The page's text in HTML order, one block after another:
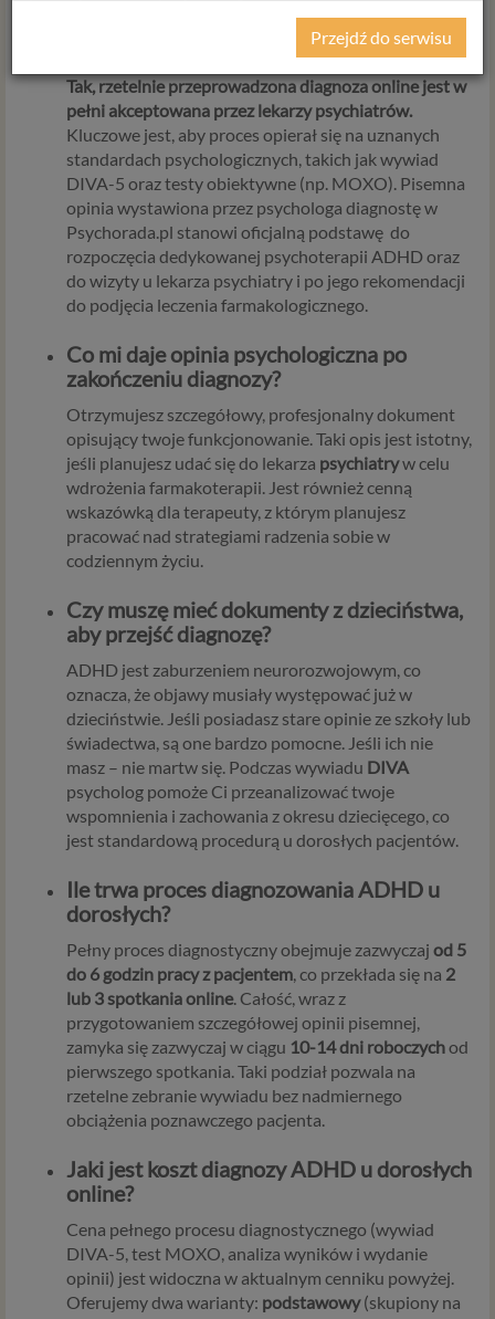
Czy diagnoza ADHD online jest
honorowana przez lekarzy psychiatrów?
Tak, rzetelnie przeprowadzona diagnoza online jest w
pełni akceptowana przez lekarzy psychiatrów.
Kluczowe jest, aby proces opierał się na uznanych
standardach psychologicznych, takich jak wywiad
DIVA-5 oraz testy obiektywne (np. MOXO). Pisemna
opinia wystawiona przez psychologa diagnostę w
Psychorada.pl stanowi oficjalną podstawę do
rozpoczęcia dedykowanej psychoterapii ADHD oraz
do wizyty u lekarza psychiatry i po jego rekomendacji
do podjęcia leczenia farmakologicznego.
Co mi daje opinia psychologiczna po
zakończeniu diagnozy?
Otrzymujesz szczegółowy, profesjonalny dokument
opisujący twoje funkcjonowanie. Taki opis jest istotny,
jeśli planujesz udać się do lekarza psychiatryw celu
wdrożenia farmakoterapii. Jest również cenną
wskazówką dla terapeuty, z którym planujesz
pracować nad strategiami radzenia sobie w
codziennym życiu.
Czy muszę mieć dokumenty z dzieciństwa,
aby przejść diagnozę?
ADHD jest zaburzeniem neurorozwojowym, co
oznacza, że objawy musiały występować już w
dzieciństwie. Jeśli posiadasz stare opinie ze szkoły lub
świadectwa, są one bardzo pomocne. Jeśli ich nie
masz – nie martw się. Podczas wywiadu DIVA
psycholog pomoże Ci przeanalizować twoje
wspomnienia i zachowania z okresu dziecięcego, co
jest standardową procedurą u dorosłych pacjentów.
Ile trwa proces diagnozowania ADHD u
dorosłych?
Pełny proces diagnostyczny obejmuje zazwyczaj od 5
do 6 godzin pracy z pacjentem, co przekłada się na 2
lub 3 spotkania online. Całość, wraz z
przygotowaniem szczegółowej opinii pisemnej,
zamyka się zazwyczaj w ciągu 10-14 dni roboczychod
pierwszego spotkania. Taki podział pozwala na
rzetelne zebranie wywiadu bez nadmiernego
obciążenia poznawczego pacjenta.
Jaki jest koszt diagnozy ADHD u dorosłych
online?
Cena pełnego procesu diagnostycznego (wywiad
DIVA-5, test MOXO, analiza wyników i wydanie
opinii) jest widoczna w aktualnym cenniku powyżej.
Oferujemy dwa warianty: podstawowy(skupiony na
Psychorada.pl i Politykę Prywatności.
Z dniem 25 maja 2018 r. rozpoczyna obowiązywanie
Rozporządzenie Parlamentu Europejskiego i Rady (UE)
2016/679 z dnia 27 kwietnia 2016 r. w sprawie ochrony
osób fizycznych w związku z przetwarzaniem danych
osobowych i w sprawie swobodnego przepływu takich
danych oraz uchylenia dyrektywy 95/46/WE (określane
popularnie jako „RODO”). RODO obowiązywać będzie w
identycznym zakresie we wszystkich krajach Unii
Europejskiej, a więc także w Polsce i wprowadza szereg
zmian w zasadach regulujących przetwarzanie danych
osobowych, które będą miały wpływ na wiele dziedzin
życia, w tym na korzystanie z usług internetowych, takich
jak między innymi usługi serwisu Psychorada.pl. W tej
informacji przedstawiamy skrót najważniejszych
zagadnień dotyczących przetwarzania Twoich danych
osobowych, jakie może mieć miejsce po 25 maja 2018 r. w
związku z korzystaniem z naszych usług. Prosimy Cię o jej
przeczytanie, nie zajmie to więcej niż kilka minut.
Czym są dane osobowe
Dane osobowe to, zgodnie z RODO, informacje o
zidentyfikowanej lub możliwej do zidentyfikowania
osobie fizycznej. W przypadku korzystania z naszego
serwisu takimi danymi są np. adres e-mail, adres IP lub
Twoje dane w serwisie konsultacyjnym czy w innej
usłudze oferowanej przez Psychoradę. Dane osobowe
mogą być zapisywane w plikach cookies lub podobnych
technologiach (np. local storage) instalowanych przez nas
lub naszych Zaufanych Partnerów na naszych stronach i
urządzeniach, których używasz podczas korzystania z
naszych usług.
Podstawa i cel przetwarzania
Przetwarzanie danych osobowych wymaga podstawy
prawnej. RODO przewiduje kilka rodzajów takich
podstaw prawnych dla przetwarzania danych, a w
przypadkach korzystania z naszych usług wystąpią, co do
zasady trzy z nich:
Niezbędność przetwarzania do zawarcia lub
wykonania umowy, której jesteś stroną. Umowa to,
w naszym przypadku, regulamin serwisu i
informacje na stronach ofertowych danej usługi.
Jeśli zatem zawieramy z Tobą umowę o realizację
danej usługi, to możemy przetwarzać Twoje dane w
zakresie niezbędnym do realizacji tej umowy. W
przypadku, gdy zakładasz u nas konto, to umowa o
dostarczenie tego konta upoważnia nas do
przetwarzania danych niezbędnych do jego
zapewnienia (np. danych podanych przez Ciebie w
Przejdź do serwisu